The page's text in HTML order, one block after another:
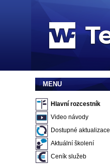
MENU
Hlavní rozcestník
Video návody
Dostupné aktualizace
Aktuální školení
Ceník služeb